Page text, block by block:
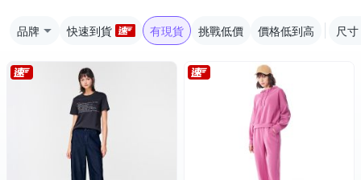
品牌 快速到貨 有現貨 挑戰低價 價格低到高 尺寸